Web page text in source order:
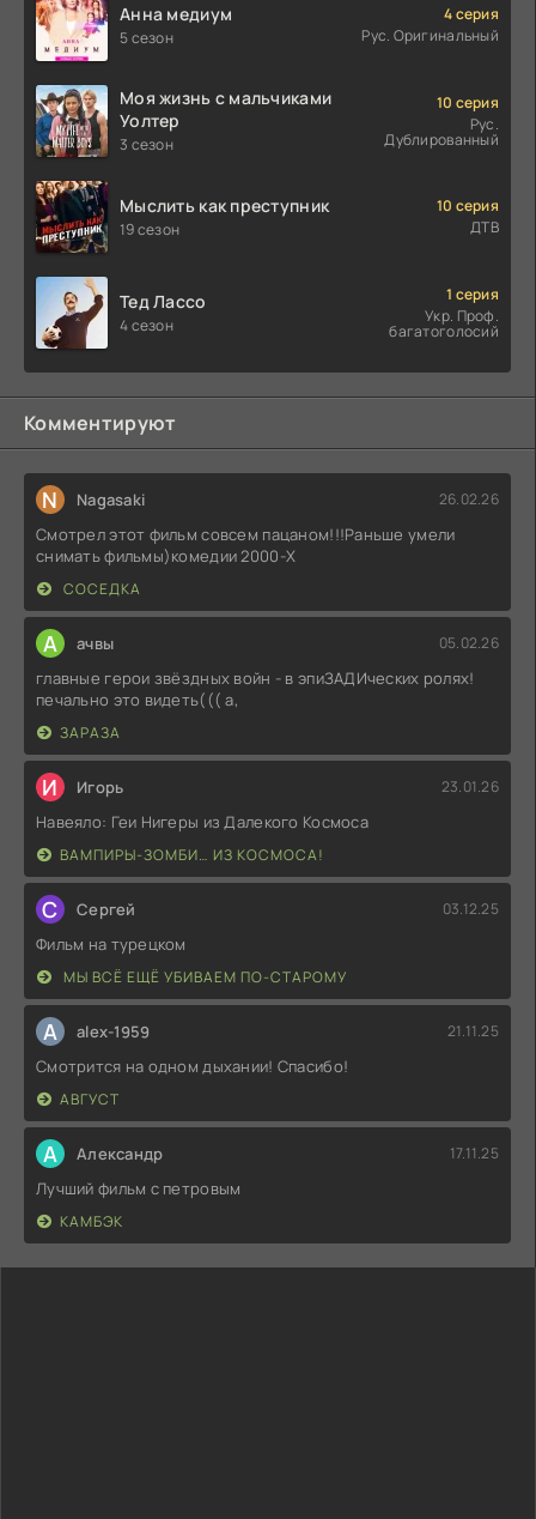
Анна медиум
5 сезон
4 серия
Рус. Оригинальный
Моя жизнь с мальчиками
Уолтер
3 сезон
10 серия
Рус.
Дублированный
Мыслить как преступник
19 сезон
10 серия
ДТВ
Тед Лассо
4 сезон
1 серия
Укр. Проф.
багатоголосий
Комментируют
N Nagasaki 26.02.26
Смотрел этот фильм совсем пацаном!!!Раньше умели
снимать фильмы)комедии 2000-X
СОСЕДКА
А ачвы 05.02.26
главные герои звёздных войн - в эпиЗАДИческих ролях!
печально это видеть((( а,
ЗАРАЗА
И Игорь 23.01.26
Навеяло: Геи Нигеры из Далекого Космоса
ВАМПИРЫ-ЗОМБИ… ИЗ КОСМОСА!
С Сергей 03.12.25
Фильм на турецком
МЫ ВСЁ ЕЩЁ УБИВАЕМ ПО-СТАРОМУ
A alex-1959 21.11.25
Смотрится на одном дыхании! Спасибо!
АВГУСТ
А Александр 17.11.25
Лучший фильм с петровым
КАМБЭК